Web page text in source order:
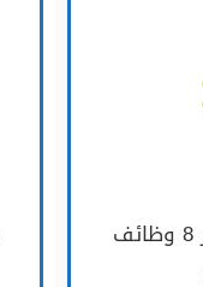
شركة محمد الراشد ماركو توفر 8 وظائف